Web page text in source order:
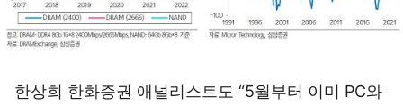
한상희 한화증권 애널리스트도 “5월부터 이미 PC와